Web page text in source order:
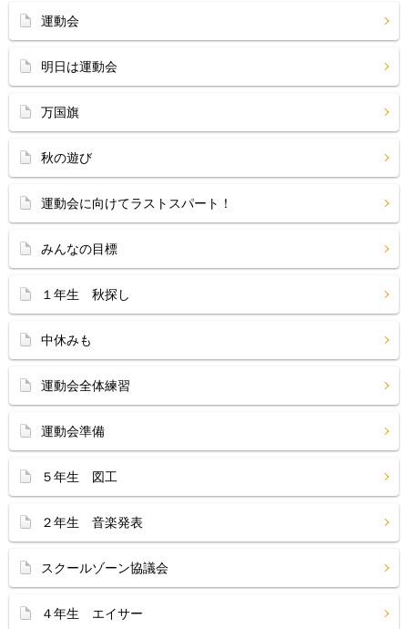
運動会
明日は運動会
万国旗
秋の遊び
運動会に向けてラストスパート！
みんなの目標
１年生 秋探し
中休みも
運動会全体練習
運動会準備
５年生 図工
２年生 音楽発表
スクールゾーン協議会
４年生 エイサー